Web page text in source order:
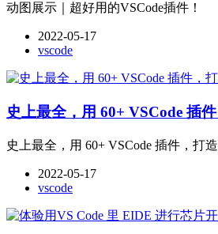
动图展示｜超好用的VSCode插件！
2022-05-17
vscode
史上最全，用 60+ VSCode 插
史上最全，用 60+ VSCode 插件，打
2022-05-17
vscode